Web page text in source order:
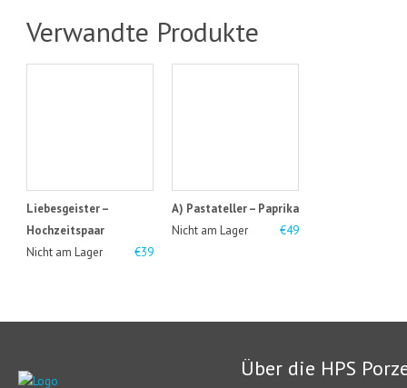
Verwandte Produkte
Liebesgeister –
Hochzeitspaar
€39
Nicht am Lager
A) Pastateller – Paprika
€49
Nicht am Lager
Über die HPS